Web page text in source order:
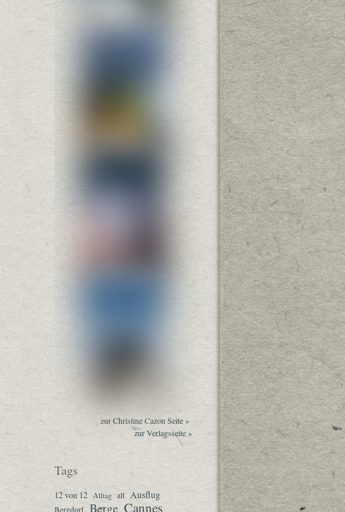
zur Christine Cazon Seite »
zur Verlagsseite »
Tags
12 von 12 Alltag alt Ausflug
Bergdorf Berge Cannes